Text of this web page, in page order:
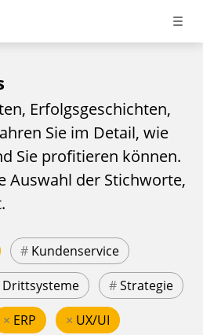
Erfolgsgeschichten,
Sie im Detail, wie
Sie profitieren können.
Auswahl der Stichworte,
# Kundenservice
Drittsysteme #Strategie
× ERP × UX/UI